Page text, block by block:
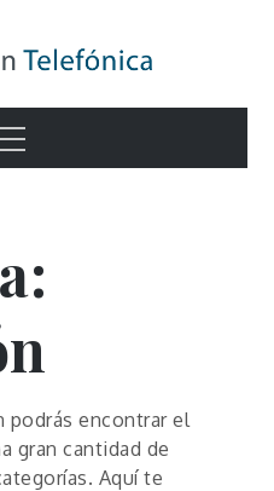
de
podrás encontrar el
gran cantidad de
Aquí te